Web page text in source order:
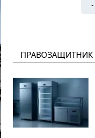
ПРАВОЗАЩИТНИК